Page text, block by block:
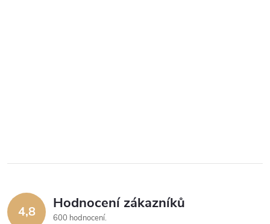
4,8 Hodnocení zákazníků
600 hodnocení